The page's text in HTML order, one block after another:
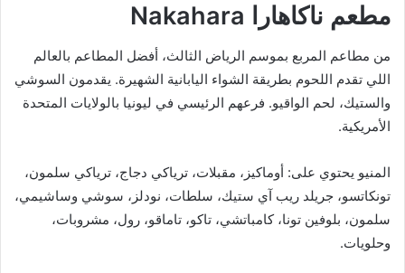
مطعم ناكاهارا Nakahara
من مطاعم المربع بموسم الرياض الثالث، أفضل المطاعم بالعالم
اللي تقدم اللحوم بطريقة الشواء اليابانية الشهيرة. يقدمون السوشي
والستيك، لحم الواقيو. فرعهم الرئيسي في ليونيا بالولايات المتحدة
الأمريكية.
المنيو يحتوي على: أوماكيز، مقبلات، ترياكي دجاج، ترياكي سلمون،
تونكاتسو، جريلد ريب آي ستيك، سلطات، نودلز، سوشي وساشيمي،
سلمون، بلوفين تونا، كامباتشي، تاكو، تاماقو، رول، مشروبات،
وحلويات.